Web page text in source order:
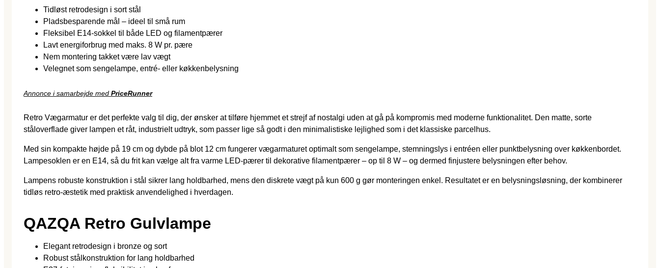
Tidløst retrodesign i sort stål
Pladsbesparende mål – ideel til små rum
Fleksibel E14-sokkel til både LED og filamentpærer
Lavt energiforbrug med maks. 8 W pr. pære
Nem montering takket være lav vægt
Velegnet som sengelampe, entré- eller køkkenbelysning
Annonce i samarbejde med PriceRunner
Retro Vægarmatur er det perfekte valg til dig, der ønsker at tilføre hjemmet et strejf af nostalgi uden at gå på kompromis med moderne funktionalitet. Den matte, sorte
ståloverflade giver lampen et råt, industrielt udtryk, som passer lige så godt i den minimalistiske lejlighed som i det klassiske parcelhus.
Med sin kompakte højde på 19 cm og dybde på blot 12 cm fungerer vægarmaturet optimalt som sengelampe, stemningslys i entréen eller punktbelysning over køkkenbordet.
Lampesoklen er en E14, så du frit kan vælge alt fra varme LED-pærer til dekorative filamentpærer – op til 8 W – og dermed finjustere belysningen efter behov.
Lampens robuste konstruktion i stål sikrer lang holdbarhed, mens den diskrete vægt på kun 600 g gør monteringen enkel. Resultatet er en belysningsløsning, der kombinerer
tidløs retro-æstetik med praktisk anvendelighed i hverdagen.
QAZQA Retro Gulvlampe
Elegant retrodesign i bronze og sort
Robust stålkonstruktion for lang holdbarhed